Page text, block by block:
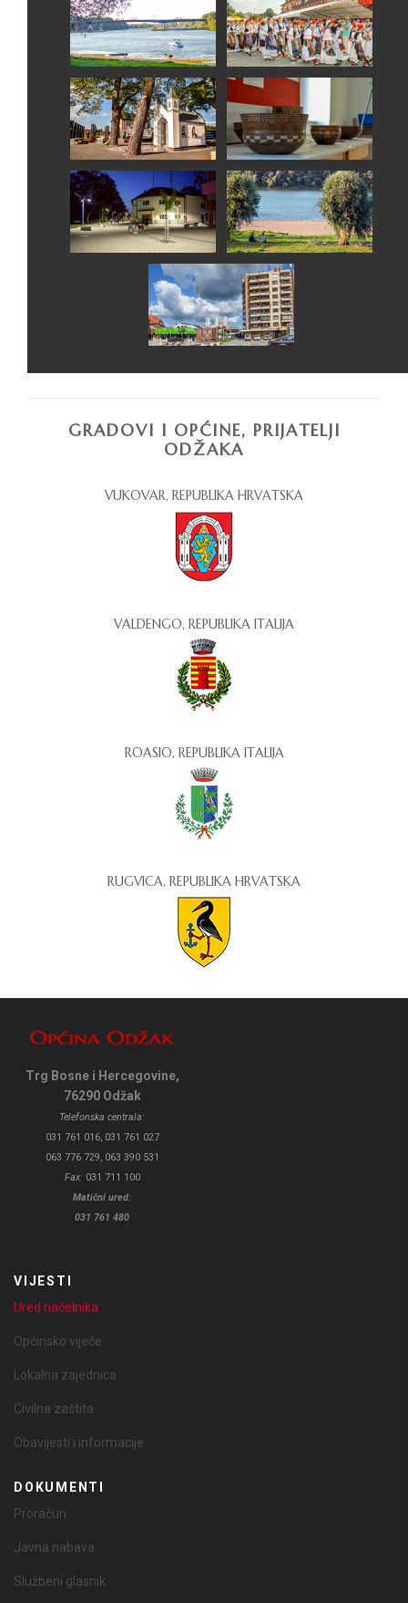
GRADOVI I OPĆINE, PRIJATELJI
ODŽAKA
VUKOVAR, REPUBLIKA HRVATSKA
VALDENGO, REPUBLIKA ITALIJA
ROASIO, REPUBLIKA ITALIJA
RUGVICA, REPUBLIKA HRVATSKA
Trg Bosne i Hercegovine,
76290 Odžak
Telefonska centrala:
031 761 016, 031 761 027
063 776 729, 063 390 531
Fax: 031 711 100
Matični ured:
031 761 480
VIJESTI
Ured načelnika
Općinsko vijeće
Lokalna zajednica
Civilna zaštita
Obavijesti i informacije
DOKUMENTI
Proračun
Javna nabava
Službeni glasnik